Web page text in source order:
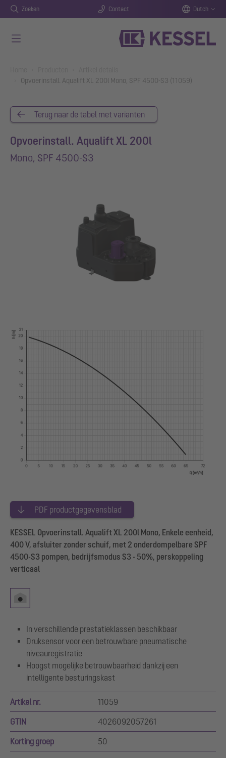
Zoeken Contact Dutch
Opvoerinstall. Aqualift XL 200l Mono, SPF 4500-S3 (11059)
Terug naar de tabel met varianten
Opvoerinstall. Aqualift XL 200l
Mono, SPF 4500-S3
PDF productgegevensblad
KESSEL Opvoerinstall. Aqualift XL 200l Mono, Enkele eenheid,
400 V, afsluiter zonder schuif, met 2 onderdompelbare SPF
4500-S3 pompen, bedrijfsmodus S3 - 50%, perskoppeling
verticaal
In verschillende prestatieklassen beschikbaar
Druksensor voor een betrouwbare pneumatische
niveauregistratie
Hoogst mogelijke betrouwbaarheid dankzij een
intelligente besturingskast
Artikel nr. 11059
GTIN 4026092057261
Korting groep 50